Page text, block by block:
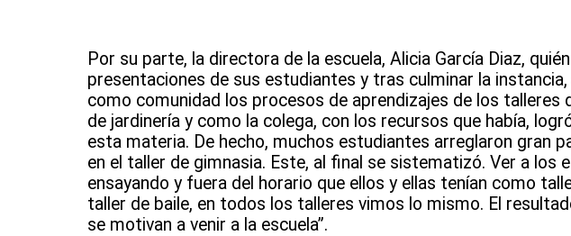
Por su parte, la directora de la escuela, Alicia García Diaz,
presentaciones de sus estudiantes y tras culminar la
como comunidad los procesos de aprendizajes de los
de jardinería y como la colega, con los recursos que había,
esta materia. De hecho, muchos estudiantes arreglaron gran
en el taller de gimnasia. Este, al final se sistematizó. Ver a
ensayando y fuera del horario que ellos y ellas tenían como
taller de baile, en todos los talleres vimos lo mismo. El
se motivan a venir a la escuela”.